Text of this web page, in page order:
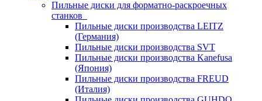
Пильные диски для форматно-раскроечных
станков
Пильные диски производства LEITZ
(Германия)
Пильные диски производства SVT
Пильные диски производства Kanefusa
(Япония)
Пильные диски производства FREUD
(Италия)